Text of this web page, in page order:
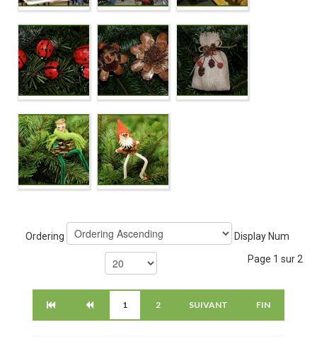
Ordering Display Num
Page 1 sur 2
1 2 SUIVANT FIN